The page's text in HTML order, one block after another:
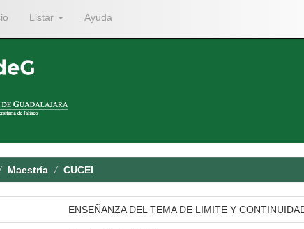
Listar Ayuda
Maestría CUCEI
ENSEÑANZA DEL TEMA DE LIMITE Y